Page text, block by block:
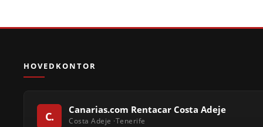
HOVEDKONTOR
Canarias.com Rentacar Costa Adeje